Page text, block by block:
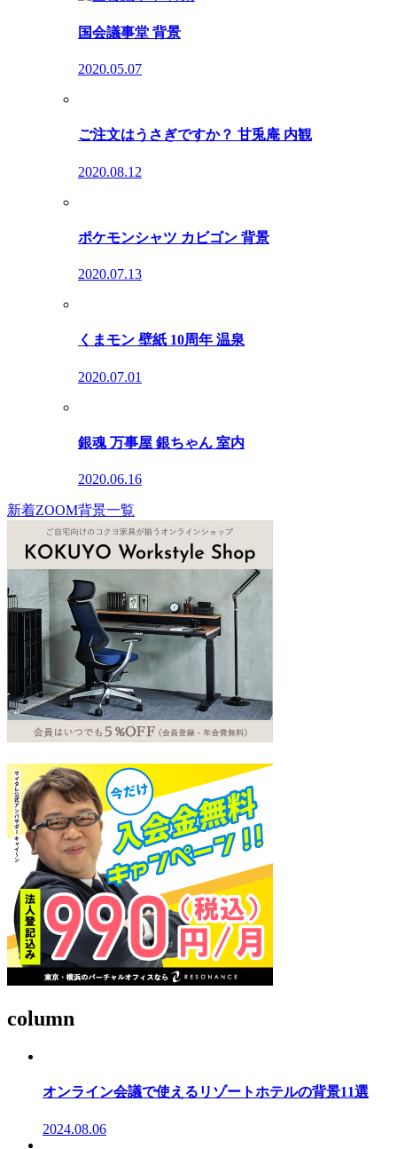
国会議事堂 背景
2020.05.07
ご注文はうさぎですか？ 甘兎庵 内観
2020.08.12
ポケモンシャツ カビゴン 背景
2020.07.13
くまモン 壁紙 10周年 温泉
2020.07.01
銀魂 万事屋 銀ちゃん 室内
2020.06.16
新着ZOOM背景一覧
column
オンライン会議で使えるリゾートホテルの背景11選
2024.08.06